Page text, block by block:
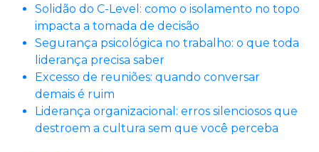
Solidão do C-Level: como o isolamento no topo
impacta a tomada de decisão
Segurança psicológica no trabalho: o que toda
liderança precisa saber
Excesso de reuniões: quando conversar
demais é ruim
Liderança organizacional: erros silenciosos que
destroem a cultura sem que você perceba